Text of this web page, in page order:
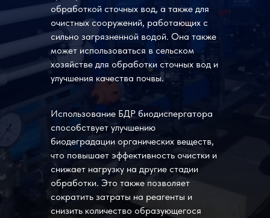
Использование БДР биодиспергатора
способствует улучшению
биодеградации органических веществ,
что повышает эффективность очистки и
снижает нагрузку на другие стадии
обработки. Это также позволяет
сократить затраты на реагенты и
снизить количество образующегося
обработкой сточных вод, а также для
очистных сооружений, работающих с
сильно загрязненной водой. Она также
может использоваться в сельском
хозяйстве для обработки сточных вод и
улучшения качества почвы.